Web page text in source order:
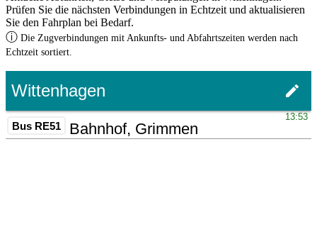
Prüfen Sie die nächsten Verbindungen in Echtzeit und aktualisieren
Sie den Fahrplan bei Bedarf.
ⓘ Die Zugverbindungen mit Ankunfts- und Abfahrtszeiten werden nach
Echtzeit sortiert.